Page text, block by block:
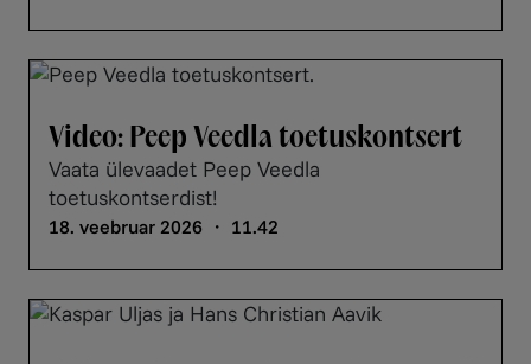
Video: Peep Veedla toetuskontsert
Vaata ülevaadet Peep Veedla
toetuskontserdist!
18. veebruar 2026 ・ 11.42